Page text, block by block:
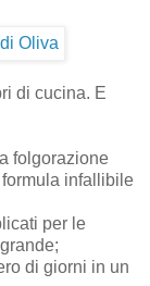
di cucina. E
folgorazione
infallibile
per le
di giorni in un